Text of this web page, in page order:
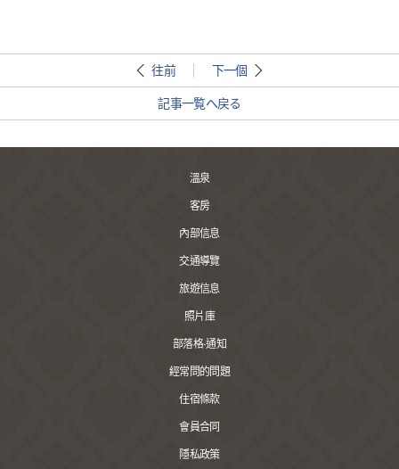
往前 下一個
記事一覧へ戻る
溫泉
客房
內部信息
交通導覽
旅遊信息
照片庫
部落格·通知
經常問的問題
住宿條款
會員合同
隱私政策